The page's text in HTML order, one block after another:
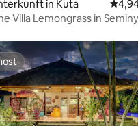
in Kuta
Villa Lemongrass in